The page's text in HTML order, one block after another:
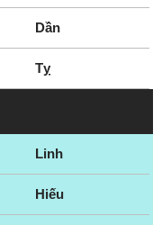
Dần
Tỵ
Linh
Hiếu